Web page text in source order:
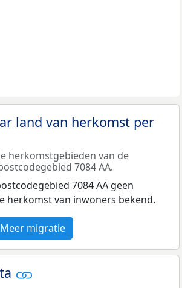
land van herkomst per
herkomstgebieden van de
7084 AA.
7084 AA geen
herkomst van inwoners bekend.
Meer migratie